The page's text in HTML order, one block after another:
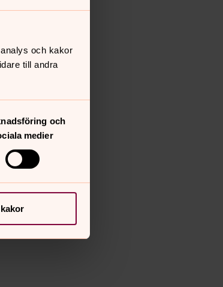
och kakor
till andra
och
medier